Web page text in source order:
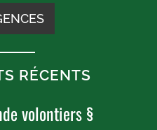
RÉCENTS
volontiers §